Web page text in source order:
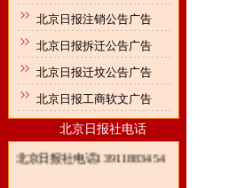
北京日报注销公告广告
北京日报拆迁公告广告
北京日报迁坟公告广告
北京日报工商软文广告
北京日报社电话
北京日报社电话13911883454